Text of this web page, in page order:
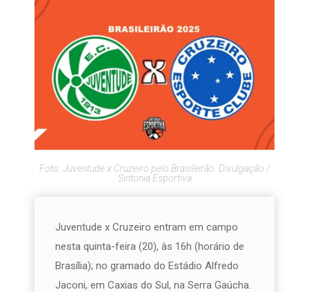
Foto: Juventude x Cruzeiro pelo Brasileirão. Divulgação /
Sintonia Esportiva
Juventude x Cruzeiro entram em campo
nesta quinta-feira (20), às 16h (horário de
Brasília); no gramado do Estádio Alfredo
Jaconi, em Caxias do Sul, na Serra Gaúcha.